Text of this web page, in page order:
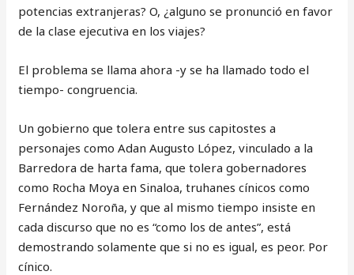
potencias extranjeras? O, ¿alguno se pronunció en favor
de la clase ejecutiva en los viajes?
El problema se llama ahora -y se ha llamado todo el
tiempo- congruencia.
Un gobierno que tolera entre sus capitostes a
personajes como Adan Augusto López, vinculado a la
Barredora de harta fama, que tolera gobernadores
como Rocha Moya en Sinaloa, truhanes cínicos como
Fernández Noroña, y que al mismo tiempo insiste en
cada discurso que no es “como los de antes”, está
demostrando solamente que si no es igual, es peor. Por
cínico.